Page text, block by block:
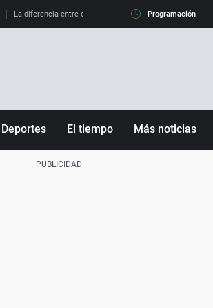
La diferencia entre observar el eclipse al 99% y al 100%
Programación
Deportes El tiempo Más noticias